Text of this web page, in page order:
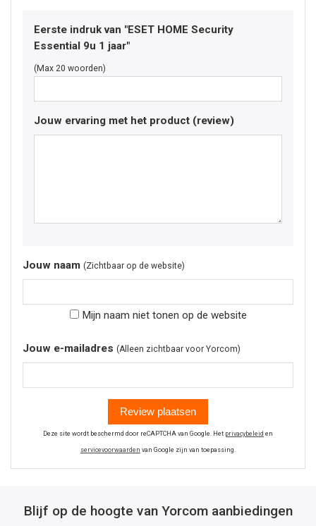
Eerste indruk van "ESET HOME Security
Essential 9u 1 jaar"
(Max 20 woorden)
Jouw ervaring met het product (review)
Jouw naam (Zichtbaar op de website)
Mijn naam niet tonen op de website
Jouw e-mailadres (Alleen zichtbaar voor Yorcom)
Review plaatsen
Deze site wordt beschermd door reCAPTCHA van Google. Het privacybeleid en
servicevoorwaarden van Google zijn van toepassing.
Blijf op de hoogte van Yorcom aanbiedingen